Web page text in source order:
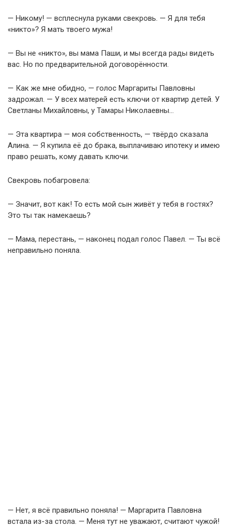
— Никому! — всплеснула руками свекровь. — Я для тебя
«никто»? Я мать твоего мужа!
— Вы не «никто», вы мама Паши, и мы всегда рады видеть
вас. Но по предварительной договорённости.
— Как же мне обидно, — голос Маргариты Павловны
задрожал. — У всех матерей есть ключи от квартир детей. У
Светланы Михайловны, у Тамары Николаевны…
— Эта квартира — моя собственность, — твёрдо сказала
Алина. — Я купила её до брака, выплачиваю ипотеку и имею
право решать, кому давать ключи.
Свекровь побагровела:
— Значит, вот как! То есть мой сын живёт у тебя в гостях?
Это ты так намекаешь?
— Мама, перестань, — наконец подал голос Павел. — Ты всё
неправильно поняла.
— Нет, я всё правильно поняла! — Маргарита Павловна
встала из-за стола. — Меня тут не уважают, считают чужой!